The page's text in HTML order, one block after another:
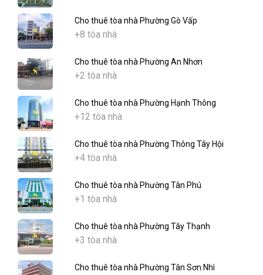
Cho thuê tòa nhà Phường Gò Vấp
+8 tòa nhà
Cho thuê tòa nhà Phường An Nhơn
+2 tòa nhà
Cho thuê tòa nhà Phường Hạnh Thông
+12 tòa nhà
Cho thuê tòa nhà Phường Thông Tây Hội
+4 tòa nhà
Cho thuê tòa nhà Phường Tân Phú
+1 tòa nhà
Cho thuê tòa nhà Phường Tây Thạnh
+3 tòa nhà
Cho thuê tòa nhà Phường Tân Sơn Nhì